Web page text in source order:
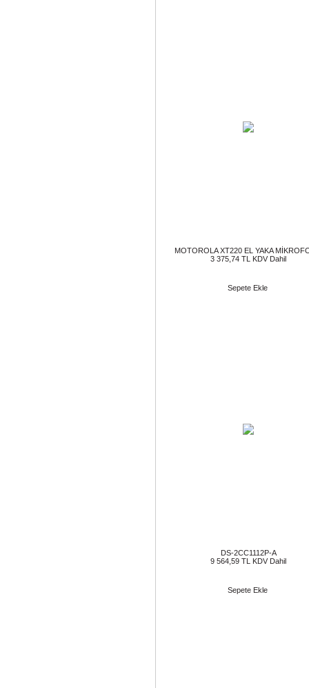
MOTOROLA XT220 EL YAKA
3 375,74 TL KDV Dahil
Sepete Ekle
DS-2CC1112P-A
9 564,59 TL KDV Dahil
Sepete Ekle